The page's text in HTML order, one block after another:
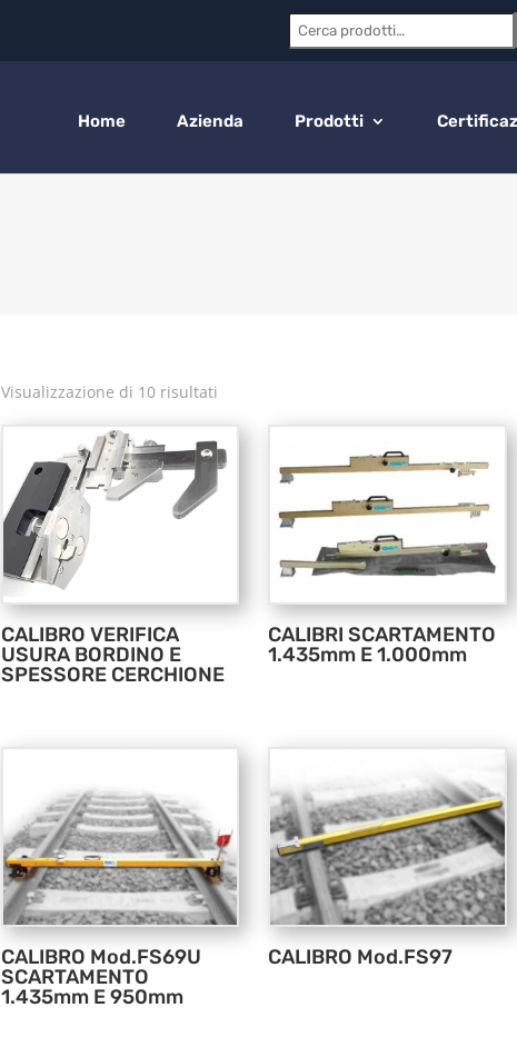
Cerca:
Home Azienda Prodotti
Visualizzazione di 10 risultati
CALIBRO VERIFICA
USURA BORDINO E
SPESSORE CERCHIONE
CALIBRI SCARTAMENTO
1.435mm E 1.000mm
CALIBRO Mod.FS69U
SCARTAMENTO
1.435mm E 950mm
CALIBRO Mod.FS97